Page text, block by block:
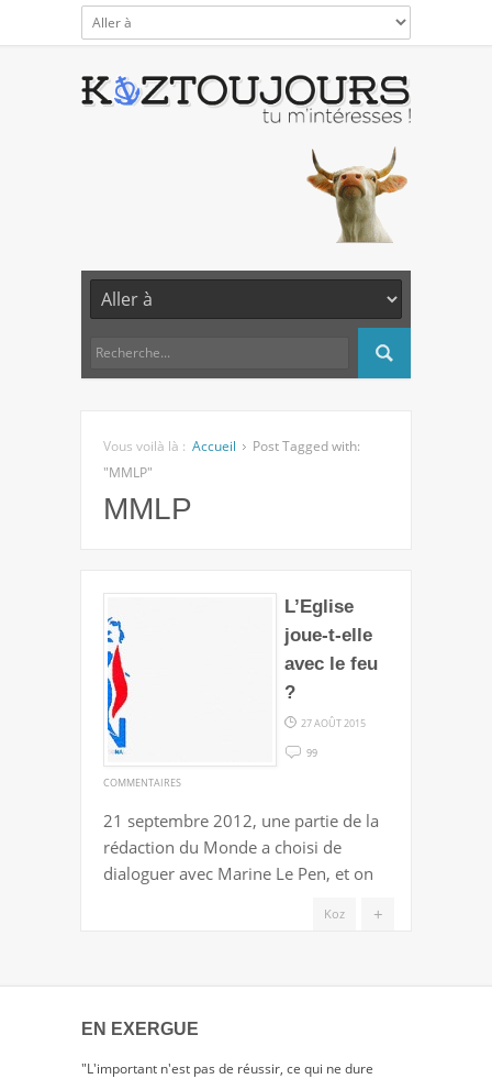
Vous voilà là : Accueil
Post Tagged with:
"MMLP"
MMLP
L’Eglise
joue-t-elle
avec le feu
?
27 AOÛT 2015
99
COMMENTAIRES
JOUE-
T-
ELLE
?
21 septembre 2012, une partie de la
rédaction du Monde a choisi de
dialoguer avec Marine Le Pen, et on
+
Koz
EN EXERGUE
"L'important n'est pas de réussir, ce qui ne dure